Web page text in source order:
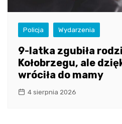
Policja Wydarzenia
9-latka zgubiła
Kołobrzegu, ale
wróciła do mamy
4 sierpnia 2026